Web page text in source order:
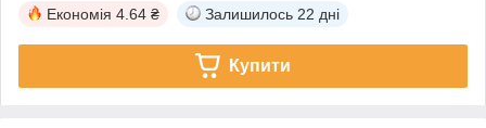
Економія 4.64 ₴ Залишилось 22 дні
Купити